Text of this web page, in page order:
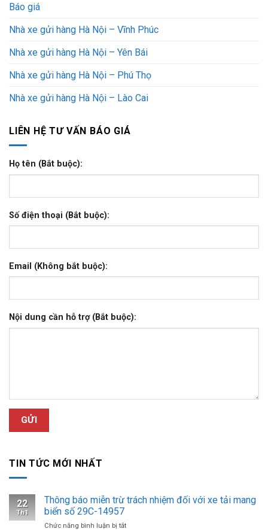
Báo giá
Nhà xe gửi hàng Hà Nội – Vĩnh Phúc
Nhà xe gửi hàng Hà Nội – Yên Bái
Nhà xe gửi hàng Hà Nội – Phú Thọ
Nhà xe gửi hàng Hà Nội – Lào Cai
LIÊN HỆ TƯ VẤN BÁO GIÁ
Họ tên (Bắt buộc):
Số điện thoại (Bắt buộc):
Email (Không bắt buộc):
Nội dung cần hỗ trợ (Bắt buộc):
TIN TỨC MỚI NHẤT
22
Th1
Thông báo miễn trừ trách nhiệm đối với xe tải mang
biển số 29C-14957
Chức năng bình luận bị tắtở